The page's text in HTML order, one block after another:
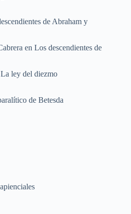
de Abraham y
en Los descendientes de
La ley del diezmo
de Betesda